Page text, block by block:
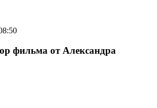
фильма от Александра